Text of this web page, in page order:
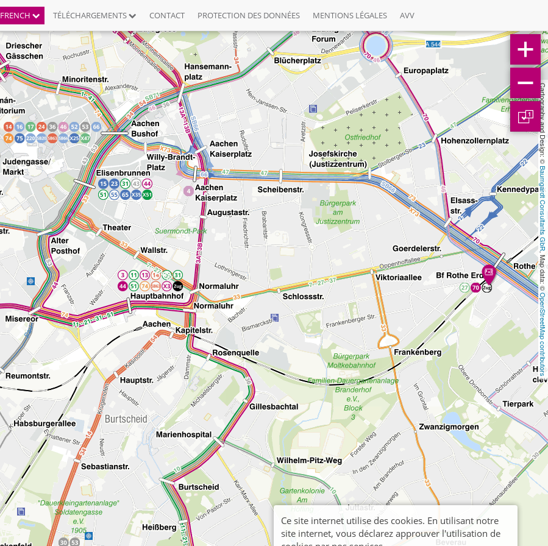
FRENCH TÉLÉCHARGEMENTS CONTACT PROTECTION DES DONNÉES MENTIONS LÉGALES AVV
Cartography and Design: ©
Baumgardt Consultants GbR
, Map data: ©
OpenStreetMap contributors
1
Ce site internet utilise des cookies. En utilisant notre
site internet, vous déclarez approuver l'utilisation de